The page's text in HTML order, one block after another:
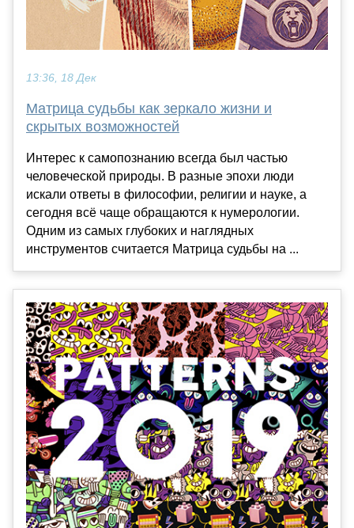
13:36, 18 Дек
Матрица судьбы как зеркало жизни и
скрытых возможностей
Интерес к самопознанию всегда был частью
человеческой природы. В разные эпохи люди
искали ответы в философии, религии и науке, а
сегодня всё чаще обращаются к нумерологии.
Одним из самых глубоких и наглядных
инструментов считается Матрица судьбы на ...